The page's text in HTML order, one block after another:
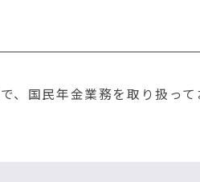
で、 国民年金業務を取り扱っ